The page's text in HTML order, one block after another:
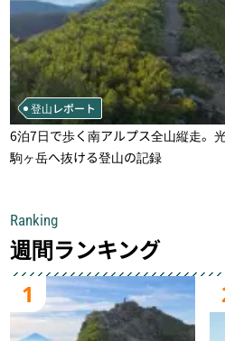
登山レポート
6泊7日で歩く南アルプス全山縦走。
駒ヶ岳へ抜ける登山の記録
Ranking
週間ランキング
1